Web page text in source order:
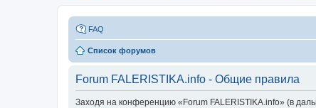
FAQ
Список форумов
Forum FALERISTIKA.info - Общие правила
Заходя на конференцию «Forum FALERISTIKA.info» (в